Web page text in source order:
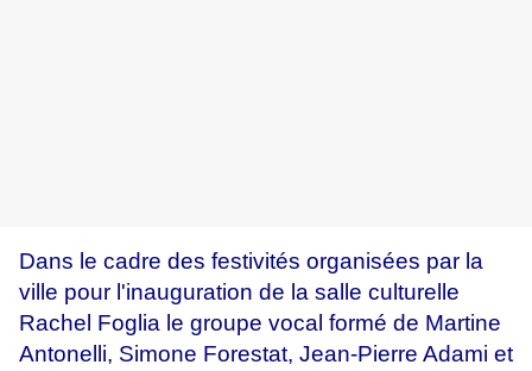
Dans le cadre des festivités organisées par la
ville pour l'inauguration de la salle culturelle
Rachel Foglia le groupe vocal formé de Martine
Antonelli, Simone Forestat, Jean-Pierre Adami et